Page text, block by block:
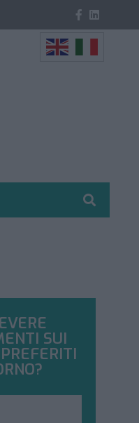
SUI